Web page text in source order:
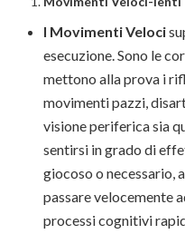
I Movimenti Veloci
esecuzione. Sono le
mettono alla prova i
movimenti pazzi,
visione periferica sia
sentirsi in grado di
giocoso o necessario,
passare velocemente
processi cognitivi